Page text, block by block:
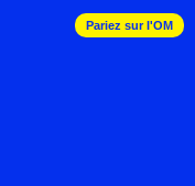
Pariez sur l'OM